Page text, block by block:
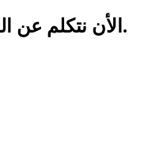
الأن نتكلم عن الفروق بينهم ولمن الأفضليه.